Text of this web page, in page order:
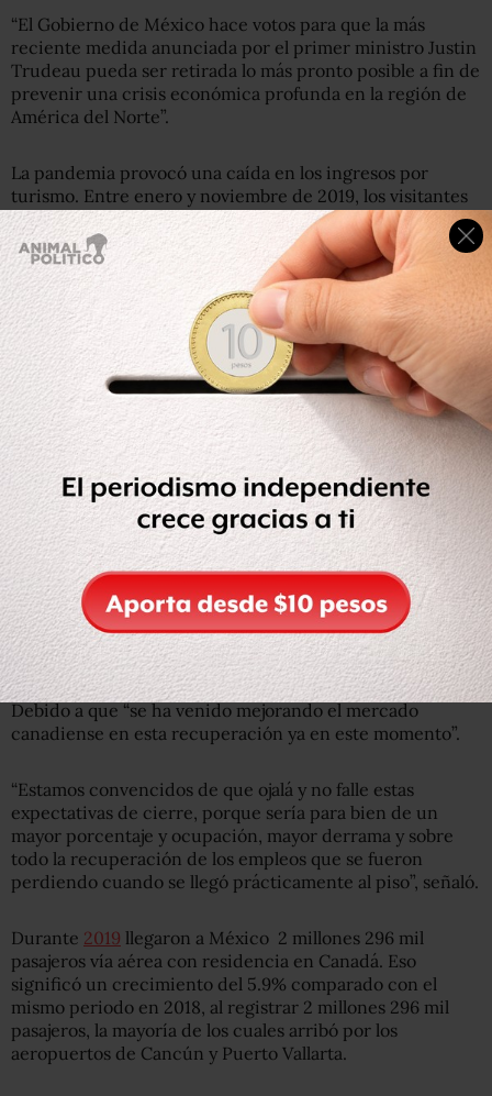
“El Gobierno de México hace votos para que la más
reciente medida anunciada por el primer ministro Justin
Trudeau pueda ser retirada lo más pronto posible a fin de
prevenir una crisis económica profunda en la región de
América del Norte”.
La pandemia provocó una caída en los ingresos por
turismo. Entre enero y noviembre de 2019, los visitantes
extranjeros gastaron en nuestro país 20 mil 86.5 millones
de dólares. Esta cifra se redujo más de la mitad durante el
mismo periodo pero de 2020 por la pandemia a solo 8 mil
692 millones de dólares, de acuerdo con cifras de la
Secretaría de Turismo (Sectur).
El turismo canadiense también se redujo. De enero a
noviembre de 2020 México recibió 54% menos turistas
provenientes de Canadá, respecto al mismo periodo del
año anterior. Aún así, Canadá siguió siendo el segundo
país con más presencia turística en nuestro país.
Pese a las malas cifras que dejó la pandemia de COVID, el
secretario de Turismo, Miguel Torruco, dijo en
septiembre pasado que confiaba en que “podría haber un
repunte bastante interesante, sobre todo en los
canadienses”.
Explicó que esterepunte podría darse durante el
invierno “de finales de octubre hasta mediados de abril”.
Debido a que “se ha venido mejorando el mercado
canadiense en esta recuperación ya en este momento”.
“Estamos convencidos de que ojalá y no falle estas
expectativas de cierre, porque sería para bien de un
mayor porcentaje y ocupación, mayor derrama y sobre
todo la recuperación de los empleos que se fueron
perdiendo cuando se llegó prácticamente al piso”, señaló.
Durante 2019 llegaron a México 2 millones 296 mil
pasajeros vía aérea con residencia en Canadá. Eso
significó un crecimiento del 5.9% comparado con el
mismo periodo en 2018, al registrar 2 millones 296 mil
pasajeros, la mayoría de los cuales arribó por los
aeropuertos de Cancún y Puerto Vallarta.